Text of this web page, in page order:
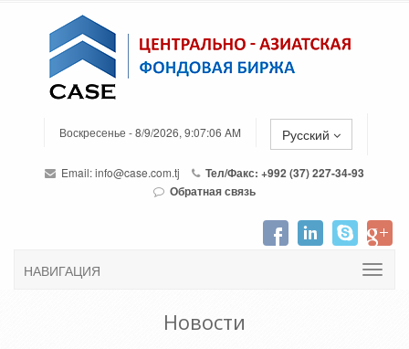
Воскресенье - 8/9/2026, 9:07:06 AM Русский
Email:info@case.com.tj
Тел/Факс: +992 (37) 227-34-93
Обратная связь
НАВИГАЦИЯ
Новости